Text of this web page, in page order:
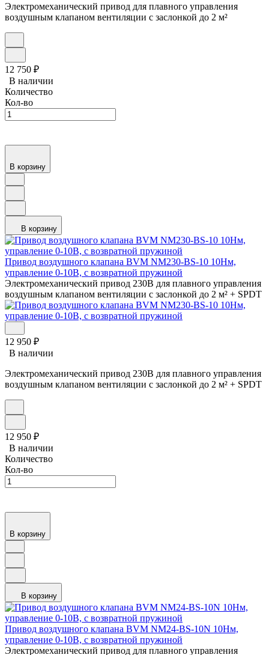
Электромеханический привод для плавного управления
воздушным клапаном вентиляции с заслонкой до 2 м²
12 750 ₽
В наличии
Количество
Кол-во
В корзину
В корзину
Привод воздушного клапана BVM NM230-BS-10 10Нм,
управление 0-10В, с возвратной пружиной
Электромеханический привод 230В для плавного управления
воздушным клапаном вентиляции с заслонкой до 2 м² + SPDT
12 950 ₽
В наличии
Электромеханический привод 230В для плавного управления
воздушным клапаном вентиляции с заслонкой до 2 м² + SPDT
12 950 ₽
В наличии
Количество
Кол-во
В корзину
В корзину
Привод воздушного клапана BVM NM24-BS-10N 10Нм,
управление 0-10В, с возвратной пружиной
Электромеханический привод для плавного управления